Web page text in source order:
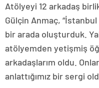
Atölyeyi 12 arkadaş
Gülçin Anmaç,
bir arada oluşturduk.
atölyemden yetişmiş
arkadaşlarım oldu.
anlattığımız bir sergi